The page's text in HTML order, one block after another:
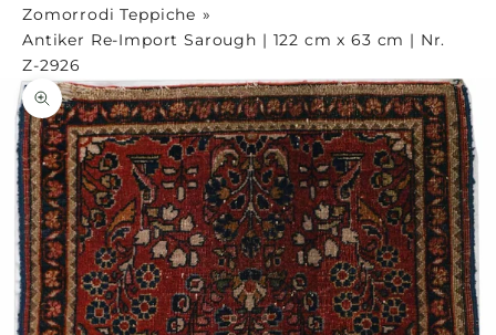
Zomorrodi Teppiche
Antiker Re-Import Sarough | 122 cm x 63 cm | Nr.
Z-2926
Zoom picture